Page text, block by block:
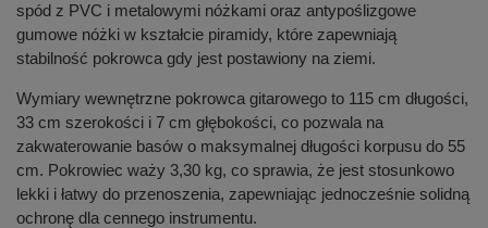
spód z PVC i metalowymi nóżkami oraz antypoślizgowe
gumowe nóżki w kształcie piramidy, które zapewniają
stabilność pokrowca gdy jest postawiony na ziemi.
Wymiary wewnętrzne pokrowca gitarowego to 115 cm długości,
33 cm szerokości i 7 cm głębokości, co pozwala na
zakwaterowanie basów o maksymalnej długości korpusu do 55
cm. Pokrowiec waży 3,30 kg, co sprawia, że jest stosunkowo
lekki i łatwy do przenoszenia, zapewniając jednocześnie solidną
ochronę dla cennego instrumentu.